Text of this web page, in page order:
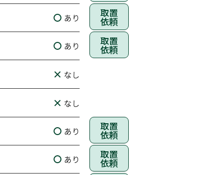
あり 取置
依頼
あり 取置
依頼
なし
なし
あり 取置
依頼
あり 取置
依頼